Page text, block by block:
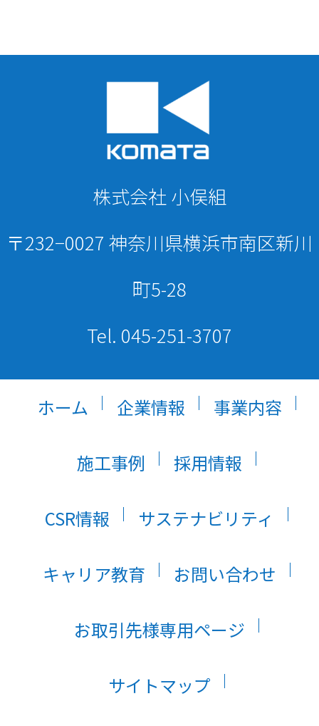
株式会社 小俣組
〒232−0027 神奈川県横浜市南区新川
町5-28
Tel. 045-251-3707
ホーム 企業情報 事業内容
施工事例 採用情報
CSR情報 サステナビリティ
キャリア教育 お問い合わせ
お取引先様専用ページ
サイトマップ